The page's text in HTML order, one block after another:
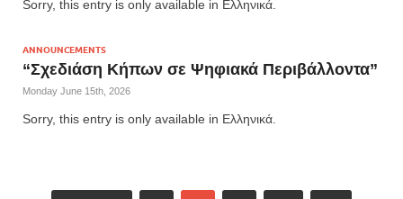
Sorry, this entry is only available in Ελληνικά.
ANNOUNCEMENTS
“Σχεδιάση Κήπων σε Ψηφιακά Περιβάλλοντα”
Monday June 15th, 2026
Sorry, this entry is only available in Ελληνικά.